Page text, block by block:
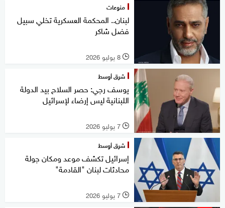
منوعات
لبنان.. المحكمة العسكرية تخلي سبيل
فضل شاكر
l 8 يوليو 2026
شرق أوسط
يوسف رجي: حصر السلاح بيد الدولة
اللبنانية ليس إرضاء لإسرائيل
l 7 يوليو 2026
شرق أوسط
إسرائيل تكشف موعد ومكان جولة
محادثات لبنان "القادمة"
l 7 يوليو 2026